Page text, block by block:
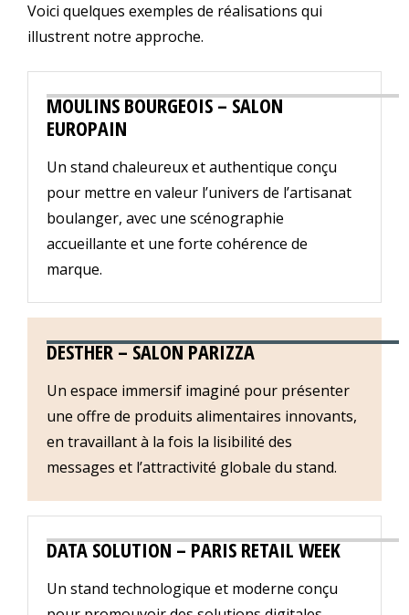
Voici quelques exemples de réalisations qui
illustrent notre approche.
MOULINS BOURGEOIS – SALON
EUROPAIN
Un stand chaleureux et authentique conçu
pour mettre en valeur l’univers de l’artisanat
boulanger, avec une scénographie
accueillante et une forte cohérence de
marque.
DESTHER – SALON PARIZZA
Un espace immersif imaginé pour présenter
une offre de produits alimentaires innovants,
en travaillant à la fois la lisibilité des
messages et l’attractivité globale du stand.
DATA SOLUTION – PARIS RETAIL WEEK
Un stand technologique et moderne conçu